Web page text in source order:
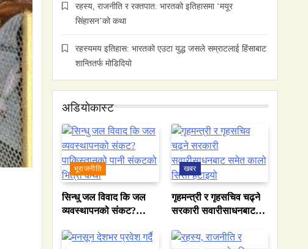
रहस्य, राजनीति र रक्तपात: भारतको इतिहासमा ‘मयूर
सिंहासन’को कथा
रहस्यमय इतिहास: भारतको एउटा युद्ध जसले सम्राटलाई हिंसाबाट
शान्तितर्फ मोडिदियो
अडियाेकास्ट
भूराजनीति
सिन्धु जल विवाद कि जल
व्यवस्थापनको संकट?
भित्री कथा
खबर
गृहमन्त्री र गृहसचिव चढ्ने
सरकारी सवारीसाधनबाट